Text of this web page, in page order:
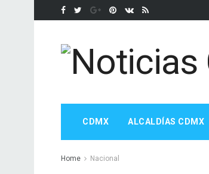
CDMX ALCALDÍAS CDMX
Home Nacional